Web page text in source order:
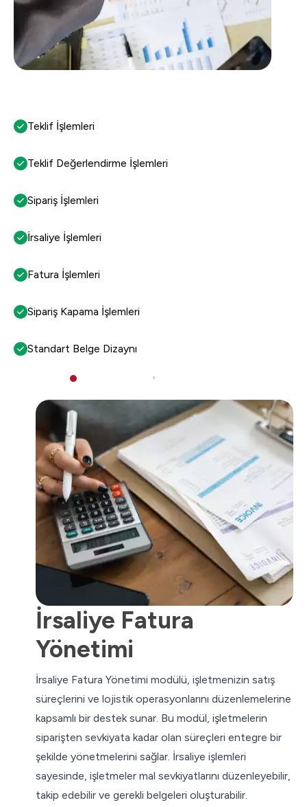
Teklif İşlemleri
Teklif Değerlendirme İşlemleri
Sipariş İşlemleri
İrsaliye İşlemleri
Fatura İşlemleri
Sipariş Kapama İşlemleri
Standart Belge Dizaynı
İrsaliye Fatura
Yönetimi
İrsaliye Fatura Yönetimi modülü, işletmenizin satış
süreçlerini ve lojistik operasyonlarını düzenlemelerine
kapsamlı bir destek sunar. Bu modül, işletmelerin
siparişten sevkiyata kadar olan süreçleri entegre bir
şekilde yönetmelerini sağlar. İrsaliye işlemleri
sayesinde, işletmeler mal sevkiyatlarını düzenleyebilir,
takip edebilir ve gerekli belgeleri oluşturabilir.